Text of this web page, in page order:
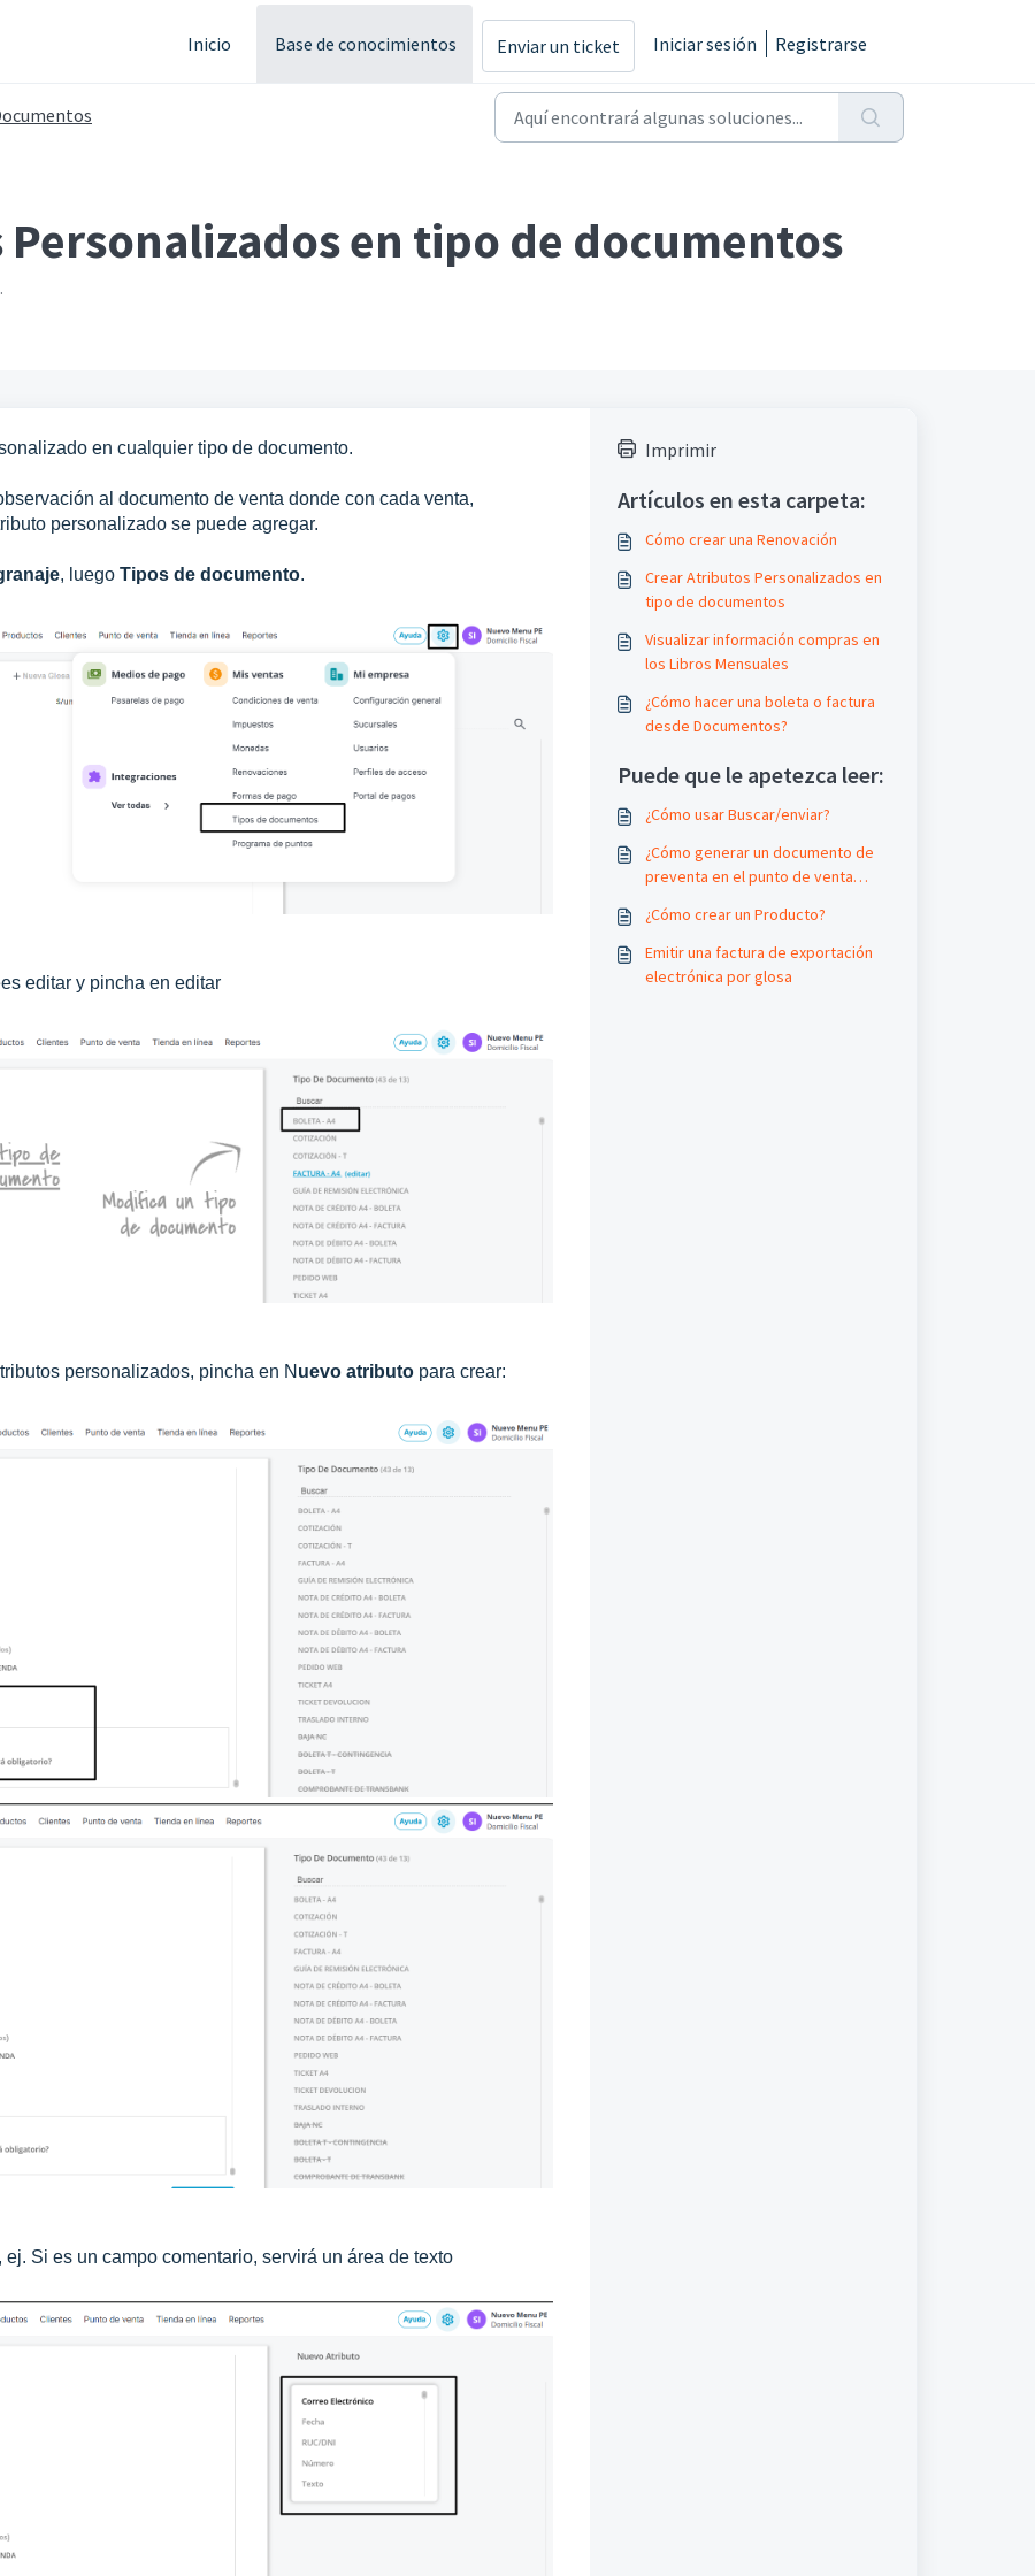
Inicio Base de conocimientos Enviar un ticket Iniciar sesión Registrarse
en tipo de documentos
en cualquier tipo de documento.
al documento de venta donde con cada venta,
personalizado se puede agregar.
, luego Tipos de documento.
editar y pincha en editar
personalizados, pincha en N uevo atributo para crear:
Si es un campo comentario, servirá un área de texto
Imprimir
Artículos en esta carpeta:
Cómo crear una Renovación
Crear Atributos Personalizados en
tipo de documentos
Visualizar información compras en
los Libros Mensuales
¿Cómo hacer una boleta o factura
desde Documentos?
Puede que le apetezca leer:
¿Cómo usar Buscar/enviar?
¿Cómo generar un documento de
preventa en el punto de venta
¿Cómo crear un Producto?
Emitir una factura de exportación
electrónica por glosa